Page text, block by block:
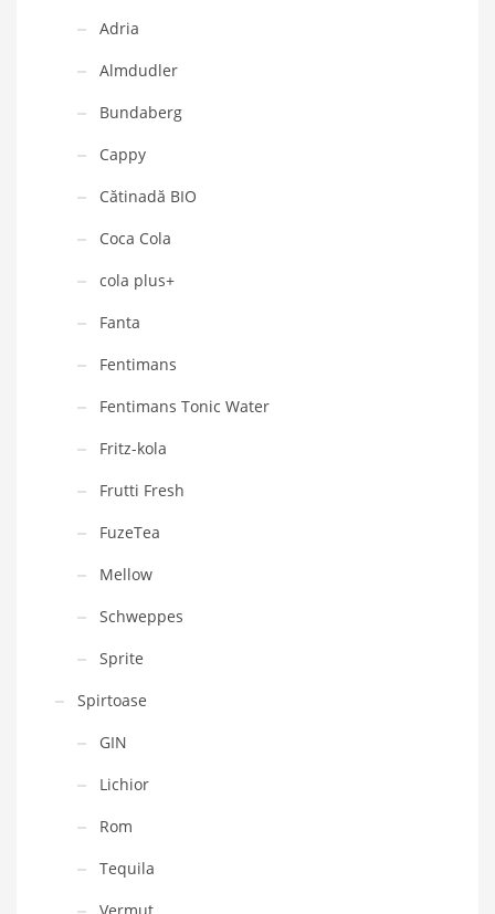
Adria
Almdudler
Bundaberg
Cappy
Cătinadă BIO
Coca Cola
cola plus+
Fanta
Fentimans
Fentimans Tonic Water
Fritz-kola
Frutti Fresh
FuzeTea
Mellow
Schweppes
Sprite
Spirtoase
GIN
Lichior
Rom
Tequila